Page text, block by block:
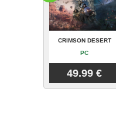
CRIMSON DESERT
PC
49.99 €